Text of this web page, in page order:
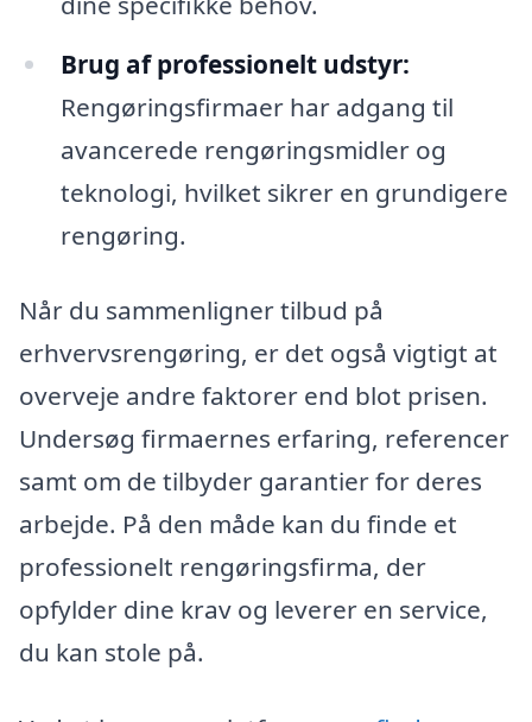
Brug af professionelt udstyr:
Rengøringsfirmaer har adgang til
avancerede rengøringsmidler og
teknologi, hvilket sikrer en grundigere
rengøring.
Når du sammenligner tilbud på
erhvervsrengøring, er det også vigtigt at
overveje andre faktorer end blot prisen.
Undersøg firmaernes erfaring, referencer
samt om de tilbyder garantier for deres
arbejde. På den måde kan du finde et
professionelt rengøringsfirma, der
opfylder dine krav og leverer en service,
du kan stole på.